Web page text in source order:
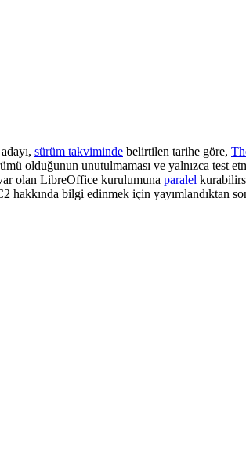
sürüm takviminde belirtilen tarihe göre,
olduğunun unutulmaması ve yalnızca test
olan LibreOffice kurulumuna paralel
hakkında bilgi edinmek için yayımlandıktan